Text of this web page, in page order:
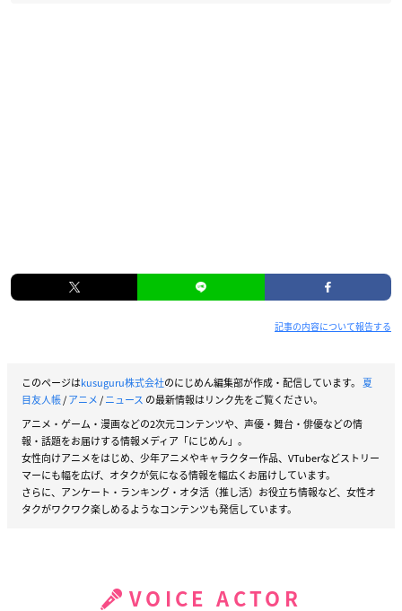
記事の内容について報告する
このページはkusuguru株式会社のにじめん編集部が作成・配信しています。 夏
目友人帳/アニメ/ニュース の最新情報はリンク先をご覧ください。
アニメ・ゲーム・漫画などの2次元コンテンツや、声優・舞台・俳優などの情
報・話題をお届けする情報メディア「にじめん」。
女性向けアニメをはじめ、少年アニメやキャラクター作品、VTuberなどストリー
マーにも幅を広げ、オタクが気になる情報を幅広くお届けしています。
さらに、アンケート・ランキング・オタ活（推し活）お役立ち情報など、女性オ
タクがワクワク楽しめるようなコンテンツも発信しています。
VOICE ACTOR